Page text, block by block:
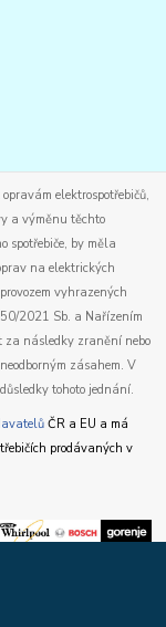
elektrospotřebičů,
a výměnu těchto
spotřebiče, by měla
na elektrických
vyhrazených
2021 Sb. a Nařízením
za následky zranění nebo
zásahem. V
tohoto jednání.
ČR a EU a má
prodávaných v